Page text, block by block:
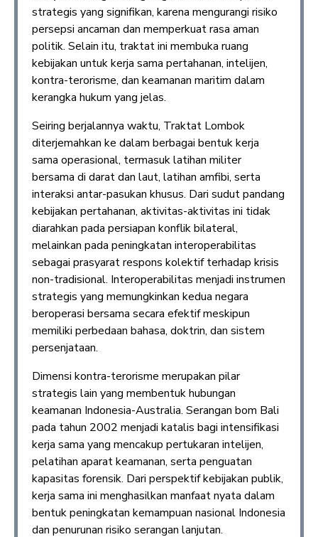
strategis yang signifikan, karena mengurangi risiko
persepsi ancaman dan memperkuat rasa aman
politik. Selain itu, traktat ini membuka ruang
kebijakan untuk kerja sama pertahanan, intelijen,
kontra-terorisme, dan keamanan maritim dalam
kerangka hukum yang jelas.
Seiring berjalannya waktu, Traktat Lombok
diterjemahkan ke dalam berbagai bentuk kerja
sama operasional, termasuk latihan militer
bersama di darat dan laut, latihan amfibi, serta
interaksi antar-pasukan khusus. Dari sudut pandang
kebijakan pertahanan, aktivitas-aktivitas ini tidak
diarahkan pada persiapan konflik bilateral,
melainkan pada peningkatan interoperabilitas
sebagai prasyarat respons kolektif terhadap krisis
non-tradisional. Interoperabilitas menjadi instrumen
strategis yang memungkinkan kedua negara
beroperasi bersama secara efektif meskipun
memiliki perbedaan bahasa, doktrin, dan sistem
persenjataan.
Dimensi kontra-terorisme merupakan pilar
strategis lain yang membentuk hubungan
keamanan Indonesia-Australia. Serangan bom Bali
pada tahun 2002 menjadi katalis bagi intensifikasi
kerja sama yang mencakup pertukaran intelijen,
pelatihan aparat keamanan, serta penguatan
kapasitas forensik. Dari perspektif kebijakan publik,
kerja sama ini menghasilkan manfaat nyata dalam
bentuk peningkatan kemampuan nasional Indonesia
dan penurunan risiko serangan lanjutan.